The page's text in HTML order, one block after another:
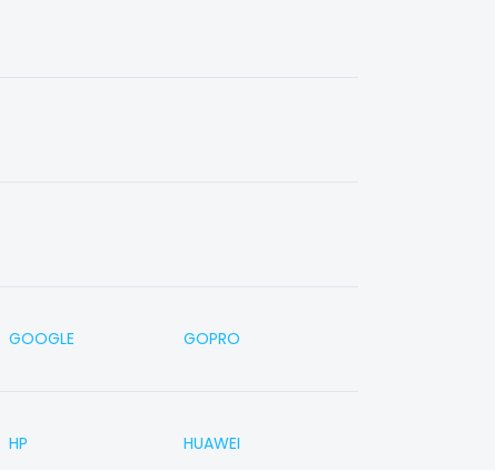
GOOGLE GOPRO
HP HUAWEI